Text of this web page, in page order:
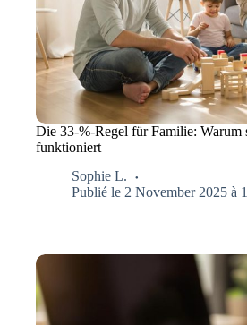
Die 33-%-Regel für Familie: Warum
funktioniert
Sophie L.
Publié le 2 November 2025 à